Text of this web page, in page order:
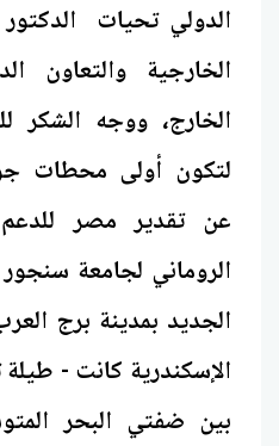
الدولي تحيات
الخارجية والتعاون
الخارج، ووجه الشكر
لتكون أولى محطات
عن تقدير مصر
الروماني لجامعة
الجديد بمدينة برج
الإسكندرية كانت - طيلة
بين ضفتي البحر